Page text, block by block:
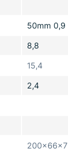
50mm 0,9
8,8
15,4
2,4